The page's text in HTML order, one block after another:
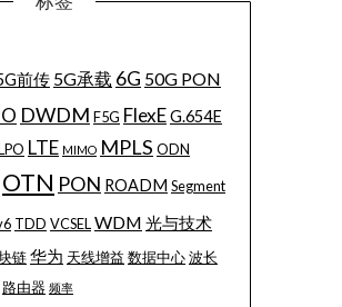
前传 5G承载 6G 50G PON
DWDM F5G FlexEG.654E
LTE MIMO MPLS ODN
OTN PON ROADM Segment
TDD VCSELWDM 光与技术
链华为 天线增益 数据中心波长
路由器 频率